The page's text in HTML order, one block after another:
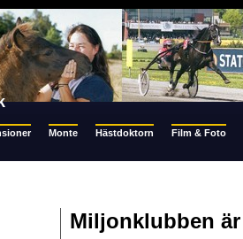
Monte Hästdoktorn
Film & Foto
Miljonklubben